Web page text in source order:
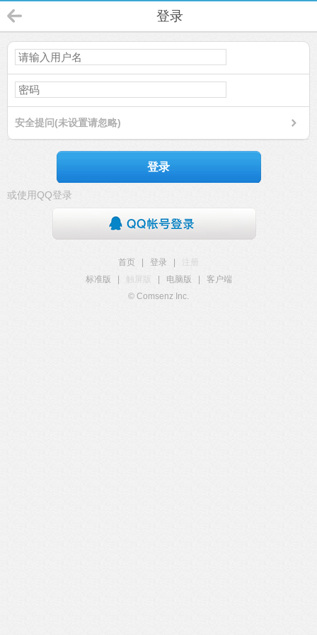
登录
安全提问(未设置请忽略)
登录
或使用QQ登录
首页 登录
注册
标准版
触屏版 电脑版
客户端
© Comsenz Inc.